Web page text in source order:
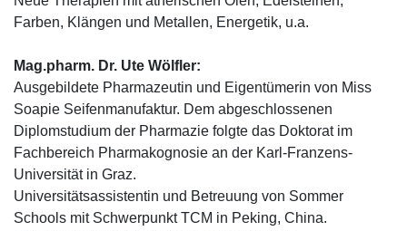
Farben, Klängen und Metallen, Energetik, u.a.
Mag.pharm. Dr. Ute Wölfler:
Ausgebildete Pharmazeutin und Eigentümerin von Miss
Soapie Seifenmanufaktur. Dem abgeschlossenen
Diplomstudium der Pharmazie folgte das Doktorat im
Fachbereich Pharmakognosie an der Karl-Franzens-
Universität in Graz.
Universitätsassistentin und Betreuung von Sommer
Schools mit Schwerpunkt TCM in Peking, China.